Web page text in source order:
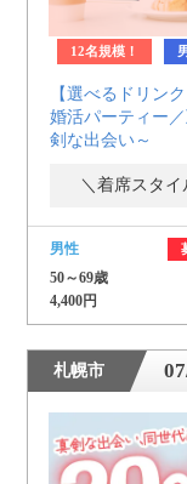
12名規模！
【選べるドリン
婚活パーティー
剣な出会い～
男性
50～69歳
4,400円
札幌市